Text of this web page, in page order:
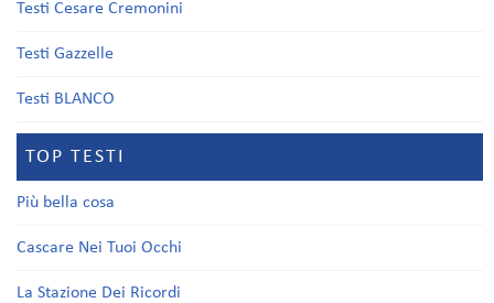
Testi Cesare Cremonini
Testi Gazzelle
Testi BLANCO
TOP TESTI
Più bella cosa
Cascare Nei Tuoi Occhi
La Stazione Dei Ricordi